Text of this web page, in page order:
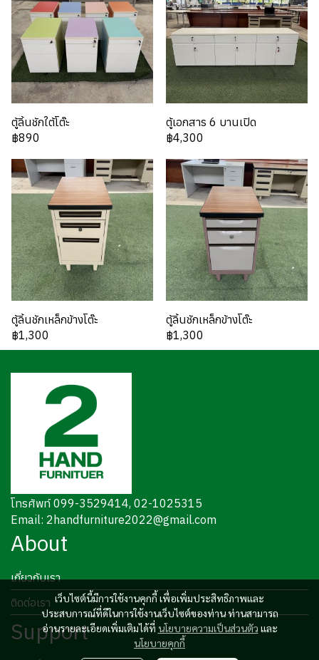
ตู้ลิ้นชักใต้โต๊ะ
฿890
ตู้เอกสาร 6 บานเปิด
฿4,300
ตู้ลิ้นชักเหล็กข้างโต๊ะ
฿1,300
ตู้ลิ้นชักเหล็กข้างโต๊ะ
฿1,300
เว็บไซต์นี้มีการใช้งานคุกกี้ เพื่อเพิ่มประสิทธิภาพและ
ประสบการณ์ที่ดีในการใช้งานเว็บไซต์ของท่าน ท่านสามารถ
อ่านรายละเอียดเพิ่มเติมได้ที่ นโยบายความเป็นส่วนตัว และ
นโยบายคุกกี้
โทรศัพท์ 099-3529414, 02-1025315
Email: 2handfurniture2022@gmail.com
About
เกี่ยวกับเรา
ติดต่อเรา
Support